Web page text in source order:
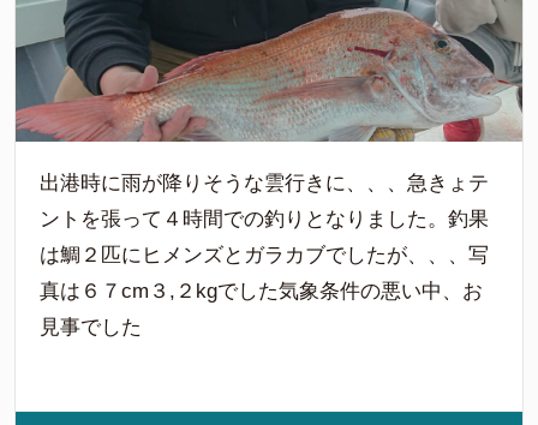
出港時に雨が降りそうな雲行きに、、、急きょテ
ントを張って４時間での釣りとなりました。釣果
は鯛２匹にヒメンズとガラカブでしたが、、、写
真は６７cm３,２kgでした気象条件の悪い中、お
見事でした